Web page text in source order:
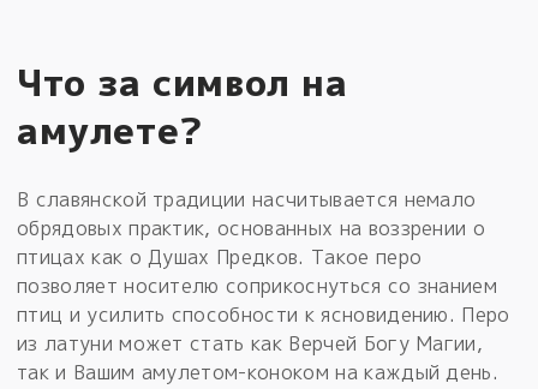
Что за символ на
амулете?
В славянской традиции насчитывается немало
обрядовых практик, основанных на воззрении о
птицах как о Душах Предков. Такое перо
позволяет носителю соприкоснуться со знанием
птиц и усилить способности к ясновидению. Перо
из латуни может стать как Верчей Богу Магии,
так и Вашим амулетом-коноком на каждый день.